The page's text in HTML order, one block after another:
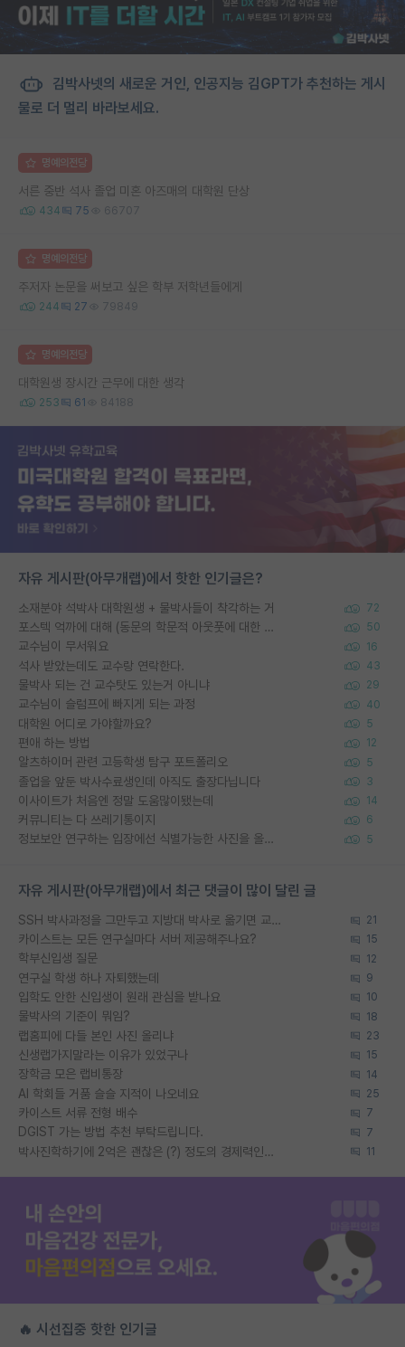
김박사넷의 새로운 거인, 인공지능 김GPT가 추천하는 게시
물로 더 멀리 바라보세요.
명예의전당
서른 중반 석사 졸업 미혼 아즈매의 대학원 단상
434 75 66707
명예의전당
주저자 논문을 써보고 싶은 학부 저학년들에게
244 27 79849
명예의전당
대학원생 장시간 근무에 대한 생각
253 61 84188
자유 게시판(아무개랩)에서 핫한 인기글은?
소재분야 석박사 대학원생 + 물박사들이 착각하는 거 72
포스텍 억까에 대해 (동문의 학문적 아웃풋에 대한 반박) 50
교수님이 무서워요 16
석사 받았는데도 교수랑 연락한다. 43
물박사 되는 건 교수탓도 있는거 아니냐 29
교수님이 슬럼프에 빠지게 되는 과정 40
대학원 어디로 가야할까요? 5
편애 하는 방법 12
알츠하이머 관련 고등학생 탐구 포트폴리오 5
졸업을 앞둔 박사수료생인데 아직도 출장다닙니다 3
이사이트가 처음엔 정말 도움많이됐는데 14
커뮤니티는 다 쓰레기통이지 6
정보보안 연구하는 입장에선 식별가능한 사진을 올리는건 비추이긴함 5
자유 게시판(아무개랩)에서 최근 댓글이 많이 달린 글
SSH 박사과정을 그만두고 지방대 박사로 옮기면 교수의 꿈은 끝일까요? 21
카이스트는 모든 연구실마다 서버 제공해주나요? 15
학부신입생 질문 12
연구실 학생 하나 자퇴했는데 9
입학도 안한 신입생이 원래 관심을 받나요 10
물박사의 기준이 뭐임? 18
랩홈피에 다들 본인 사진 올리냐 23
신생랩가지말라는 이유가 있었구나 15
장학금 모은 랩비통장 14
AI 학회들 거품 슬슬 지적이 나오네요 25
카이스트 서류 전형 배수 7
DGIST 가는 방법 추천 부탁드립니다. 7
박사진학하기에 2억은 괜찮은 (?) 정도의 경제력인가요 11
🔥 시선집중 핫한 인기글